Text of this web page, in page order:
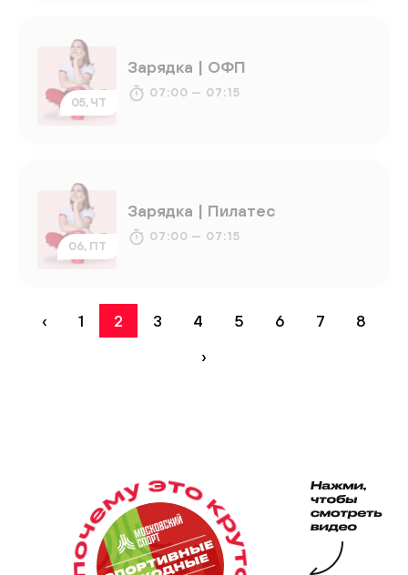
05, ЧТ
Зарядка | ОФП
07:00 — 07:15
06, ПТ
Зарядка | Пилатес
07:00 — 07:15
‹ 1 2 3 4 5 6 7
8
›